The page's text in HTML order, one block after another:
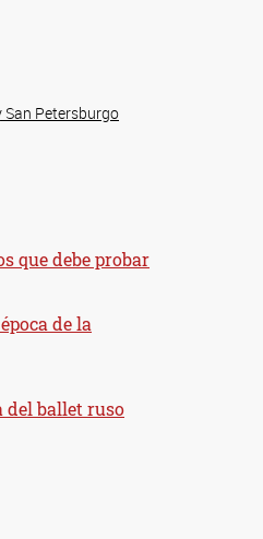
San Petersburgo
que debe probar
de la
del ballet ruso